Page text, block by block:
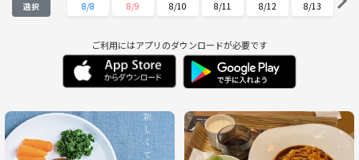
選択
8/8 8/9 8/10 8/11 8/12 8/13
8/14 8/15 8/16 8/17 8/18
木
8/20
金
8/21
日
8/23
月
8/24
8/26 8/27 8/28 8/29 8/30 8/31
火
9/1
水
9/2
木
9/3
金
9/4 9/5
日
9/6
ご利用にはアプリのダウンロードが必要です